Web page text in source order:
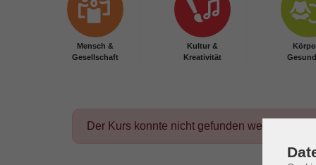
Mensch &
Gesellschaft
Kultur &
Kreativität
Der Kurs konnte nicht gefunden werden.